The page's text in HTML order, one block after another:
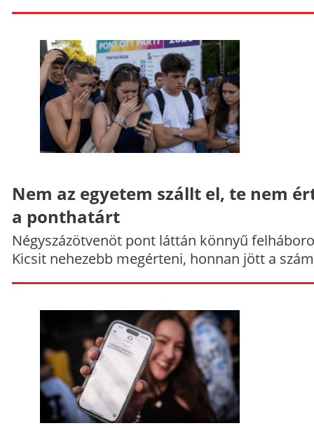
Nem az egyetem szállt el, te nem
a ponthatárt
Négyszázötvenöt pont láttán könnyű
Kicsit nehezebb megérteni, honnan jött a